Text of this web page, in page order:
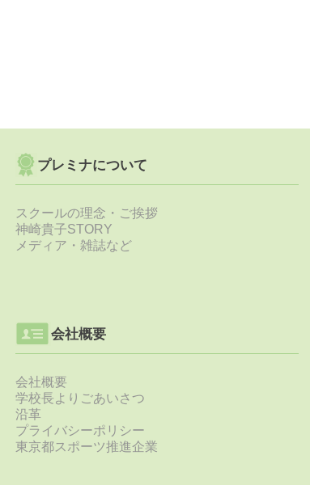
プレミナについて
スクールの理念・ご挨拶
神崎貴子STORY
メディア・雑誌など
会社概要
会社概要
学校長よりごあいさつ
沿革
プライバシーポリシー
東京都スポーツ推進企業